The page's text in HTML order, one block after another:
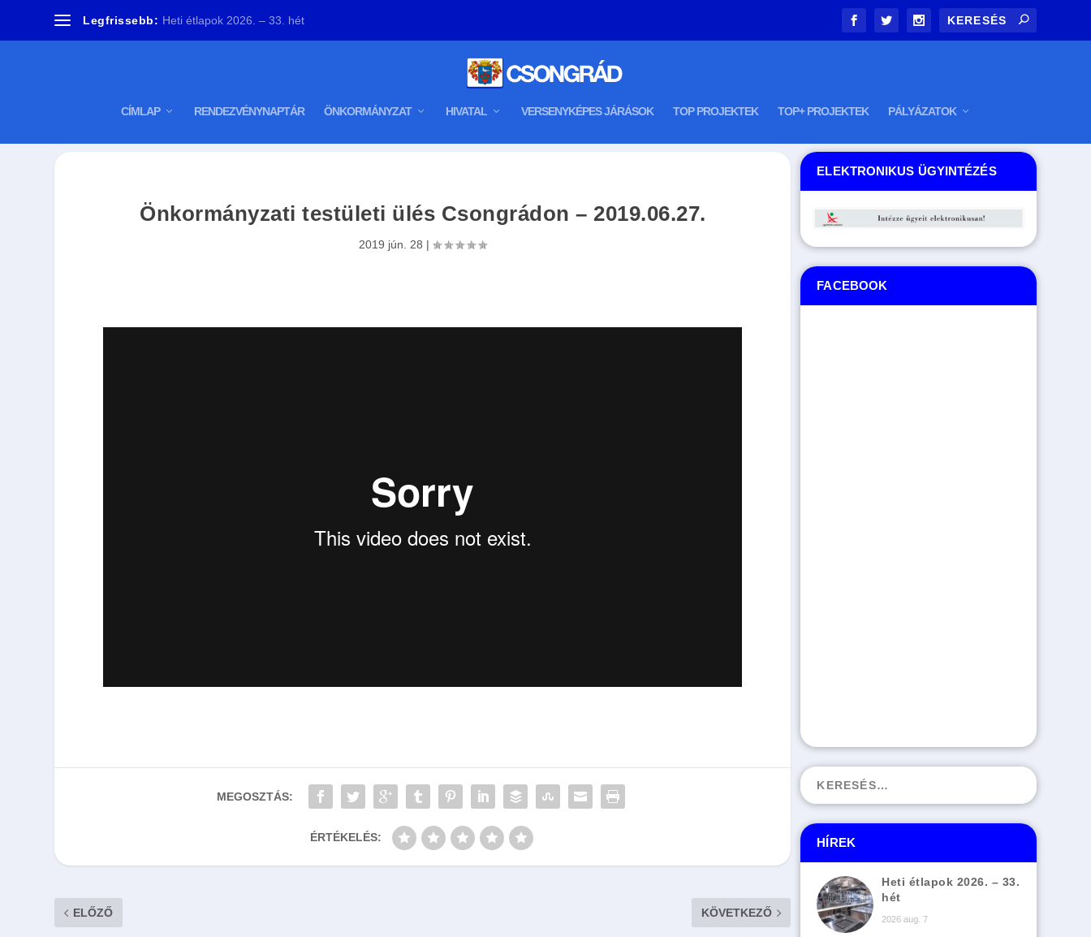
Legfrissebb: Heti étlapok 2026. – 33. hét
CÍMLAP RENDEZVÉNYNAPTÁR ÖNKORMÁNYZAT HIVATAL VERSENYKÉPES JÁRÁSOK TOP PROJEKTEK TOP+ PROJEKTEK PÁLYÁZATOK
Önkormányzati testületi ülés Csongrádon – 2019.06.27.
2019 jún. 28 |
MEGOSZTÁS:
ÉRTÉKELÉS:
ELŐZŐ KÖVETKEZŐ
ELEKTRONIKUS ÜGYINTÉZÉS
FACEBOOK
HÍREK
Heti étlapok 2026. – 33.
hét
2026 aug. 7